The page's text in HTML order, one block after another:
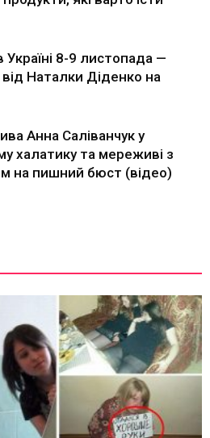
Україні 8-9 листопада —
Наталки Діденко на
Анна Саліванчук у
халатику та мереживі з
на пишний бюст (відео)